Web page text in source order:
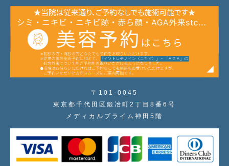
〒101-0045
東京都千代田区鍛冶町2丁目8番6号
メディカルプライム神田5階